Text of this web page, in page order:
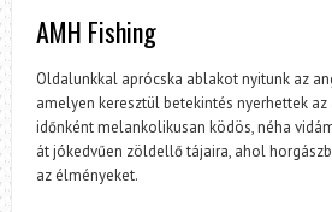
AMH Fishing
Oldalunkkal aprócska ablakot nyitunk az
amelyen keresztül betekintés nyerhettek
időnként melankolikusan ködös, néha
át jókedvűen zöldellő tájaira, ahol
az élményeket.